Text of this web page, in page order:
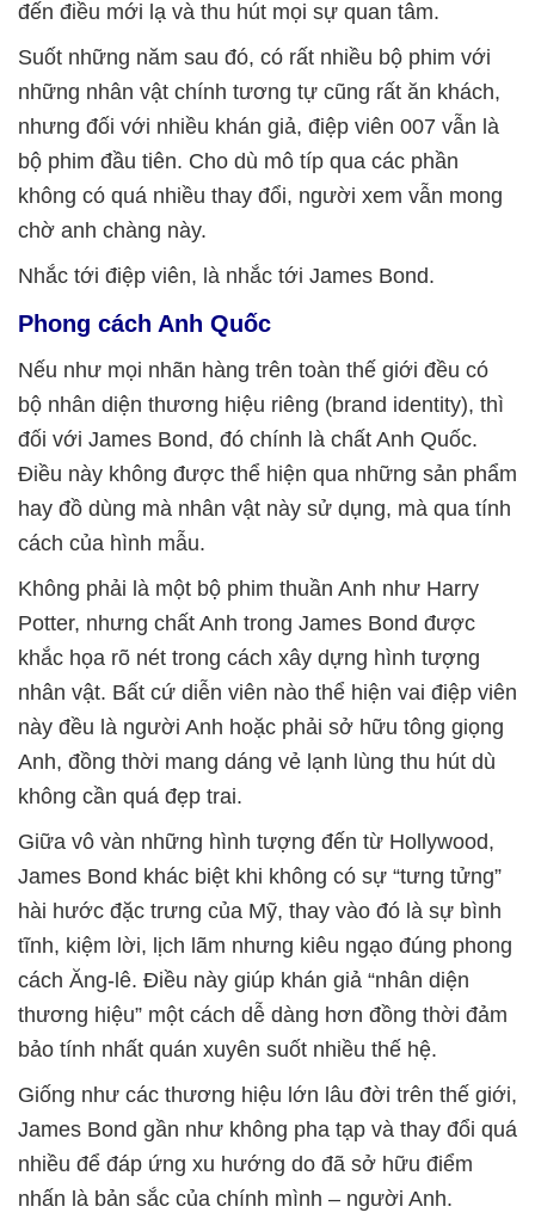
đến điều mới lạ và thu hút mọi sự quan tâm.
Suốt những năm sau đó, có rất nhiều bộ phim với
những nhân vật chính tương tự cũng rất ăn khách,
nhưng đối với nhiều khán giả, điệp viên 007 vẫn là
bộ phim đầu tiên. Cho dù mô típ qua các phần
không có quá nhiều thay đổi, người xem vẫn mong
chờ anh chàng này.
Nhắc tới điệp viên, là nhắc tới James Bond.
Phong cách Anh Quốc
Nếu như mọi nhãn hàng trên toàn thế giới đều có
bộ nhân diện thương hiệu riêng (brand identity), thì
đối với James Bond, đó chính là chất Anh Quốc.
Điều này không được thể hiện qua những sản phẩm
hay đồ dùng mà nhân vật này sử dụng, mà qua tính
cách của hình mẫu.
Không phải là một bộ phim thuần Anh như Harry
Potter, nhưng chất Anh trong James Bond được
khắc họa rõ nét trong cách xây dựng hình tượng
nhân vật. Bất cứ diễn viên nào thể hiện vai điệp viên
này đều là người Anh hoặc phải sở hữu tông giọng
Anh, đồng thời mang dáng vẻ lạnh lùng thu hút dù
không cần quá đẹp trai.
Giữa vô vàn những hình tượng đến từ Hollywood,
James Bond khác biệt khi không có sự “tưng tửng”
hài hước đặc trưng của Mỹ, thay vào đó là sự bình
tĩnh, kiệm lời, lịch lãm nhưng kiêu ngạo đúng phong
cách Ăng-lê. Điều này giúp khán giả “nhân diện
thương hiệu” một cách dễ dàng hơn đồng thời đảm
bảo tính nhất quán xuyên suốt nhiều thế hệ.
Giống như các thương hiệu lớn lâu đời trên thế giới,
James Bond gần như không pha tạp và thay đổi quá
nhiều để đáp ứng xu hướng do đã sở hữu điểm
nhấn là bản sắc của chính mình – người Anh.